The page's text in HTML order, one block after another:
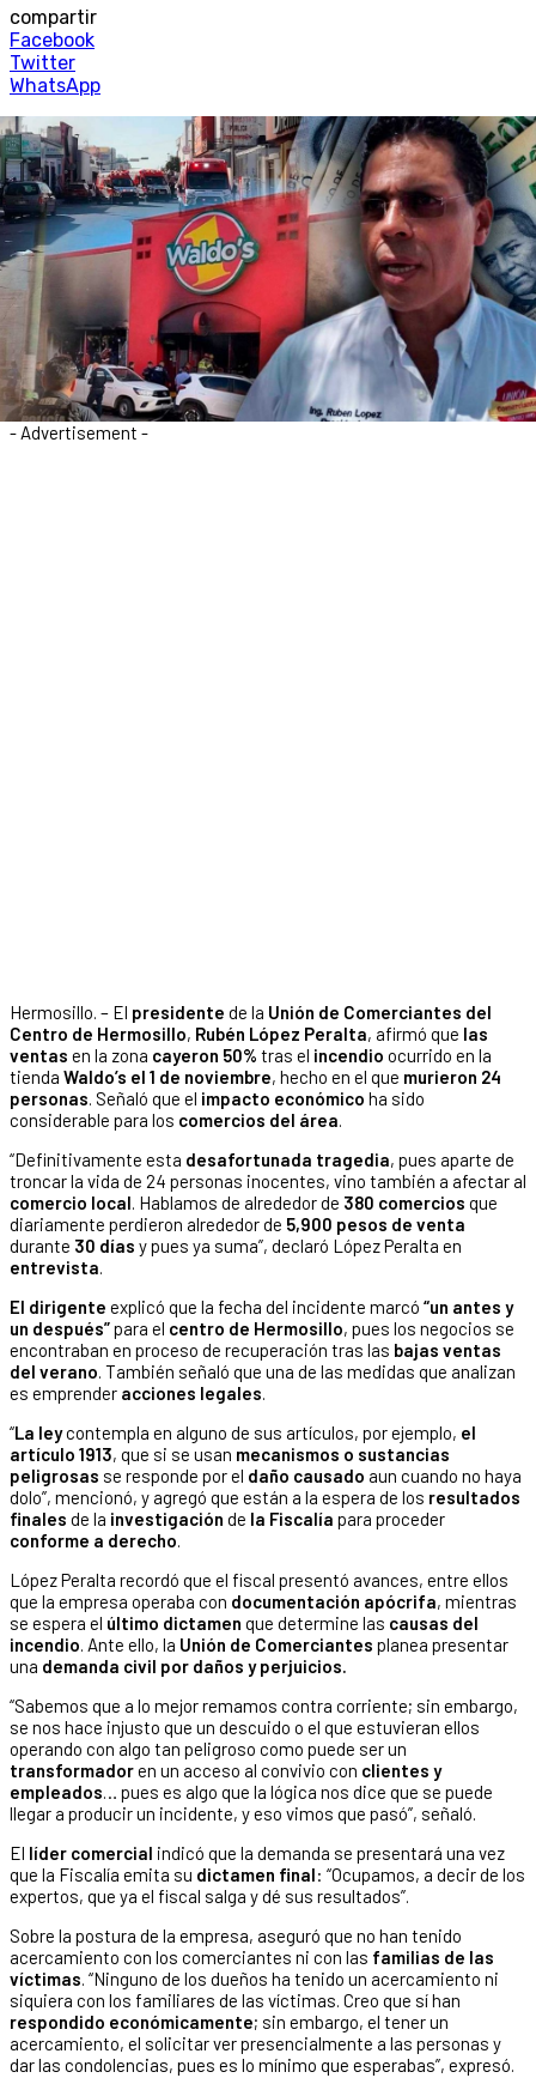
compartir
Facebook
Twitter
WhatsApp
- Advertisement -
Hermosillo. – El presidente de la Unión de Comerciantes del
Centro de Hermosillo, Rubén López Peralta, afirmó que las
ventas en la zona cayeron 50% tras el incendio ocurrido en la
tienda Waldo’s el 1 de noviembre, hecho en el que murieron 24
personas. Señaló que el impacto económico ha sido
considerable para los comercios del área.
“Definitivamente esta desafortunada tragedia, pues aparte de
troncar la vida de 24 personas inocentes, vino también a afectar al
comercio local. Hablamos de alrededor de 380 comercios que
diariamente perdieron alrededor de 5,900 pesos de venta
durante 30 días y pues ya suma”, declaró López Peralta en
entrevista.
El dirigente explicó que la fecha del incidente marcó “un antes y
un después”para el centro de Hermosillo, pues los negocios se
encontraban en proceso de recuperación tras las bajas ventas
del verano. También señaló que una de las medidas que analizan
es emprender acciones legales.
“La leycontempla en alguno de sus artículos, por ejemplo, el
artículo 1913, que si se usan mecanismos o sustancias
peligrosas se responde por el daño causado aun cuando no haya
dolo”, mencionó, y agregó que están a la espera de los resultados
finales de la investigación de la Fiscalía para proceder
conforme a derecho.
López Peralta recordó que el fiscal presentó avances, entre ellos
que la empresa operaba con documentación apócrifa, mientras
se espera el último dictamen que determine las causas del
incendio. Ante ello, la Unión de Comerciantes planea presentar
una demanda civil por daños y perjuicios.
“Sabemos que a lo mejor remamos contra corriente; sin embargo,
se nos hace injusto que un descuido o el que estuvieran ellos
operando con algo tan peligroso como puede ser un
transformadoren un acceso al convivio con clientes y
empleados… pues es algo que la lógica nos dice que se puede
llegar a producir un incidente, y eso vimos que pasó”, señaló.
El líder comercial indicó que la demanda se presentará una vez
que la Fiscalía emita su dictamen final: “Ocupamos, a decir de los
expertos, que ya el fiscal salga y dé sus resultados”.
Sobre la postura de la empresa, aseguró que no han tenido
acercamiento con los comerciantes ni con las familias de las
víctimas. “Ninguno de los dueños ha tenido un acercamiento ni
siquiera con los familiares de las víctimas. Creo que sí han
respondido económicamente; sin embargo, el tener un
acercamiento, el solicitar ver presencialmente a las personas y
dar las condolencias, pues es lo mínimo que esperabas”, expresó.